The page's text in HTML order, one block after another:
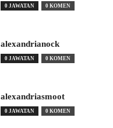
0 JAWATAN 0 KOMEN
alexandrianock
0 JAWATAN 0 KOMEN
alexandriasmoot
0 JAWATAN 0 KOMEN